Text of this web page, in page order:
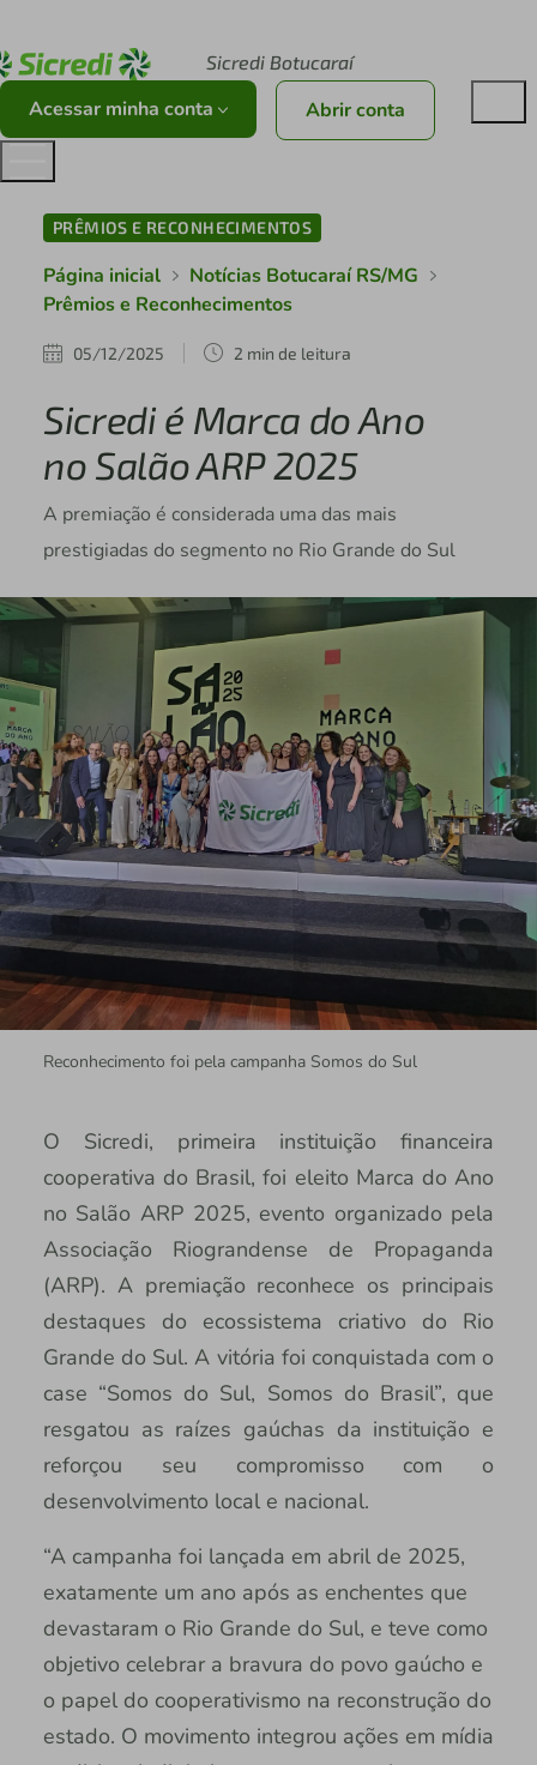
Sicredi Botucaraí
Acessar minha conta Abrir conta
PRÊMIOS E RECONHECIMENTOS
Página inicial
Notícias Botucaraí RS/MG
Prêmios e Reconhecimentos
05/12/2025 2 min de leitura
Sicredi é Marca do Ano
no Salão ARP 2025
A premiação é considerada uma das mais
prestigiadas do segmento no Rio Grande do Sul
Reconhecimento foi pela campanha Somos do Sul
O Sicredi, primeira instituição financeira
cooperativa do Brasil, foi eleito Marca do Ano
no Salão ARP 2025, evento organizado pela
Associação Riograndense de Propaganda
(ARP). A premiação reconhece os principais
destaques do ecossistema criativo do Rio
Grande do Sul. A vitória foi conquistada com o
case “Somos do Sul, Somos do Brasil”, que
resgatou as raízes gaúchas da instituição e
reforçou seu compromisso com o
desenvolvimento local e nacional.
“A campanha foi lançada em abril de 2025,
exatamente um ano após as enchentes que
devastaram o Rio Grande do Sul, e teve como
objetivo celebrar a bravura do povo gaúcho e
o papel do cooperativismo na reconstrução do
estado. O movimento integrou ações em mídia